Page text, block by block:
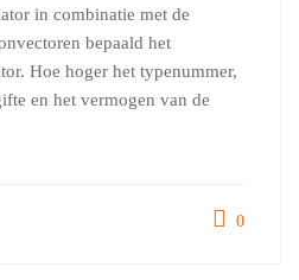
in combinatie met de
bepaald het
Hoe hoger het typenummer,
en het vermogen van de
0